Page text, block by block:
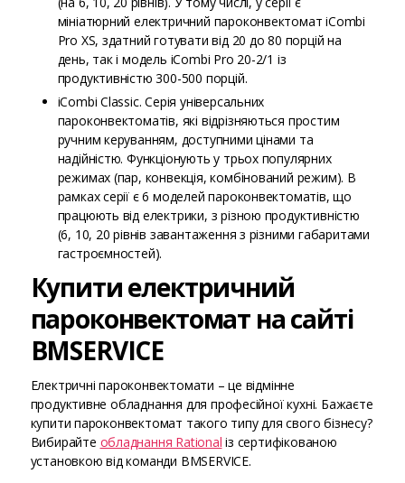
мініатюрний електричний пароконвектомат iCombi
Pro XS, здатний готувати від 20 до 80 порцій на
день, так і модель iCombi Pro 20-2/1 із
продуктивністю 300-500 порцій.
iCombi Classic. Серія універсальних
пароконвектоматів, які відрізняються простим
ручним керуванням, доступними цінами та
надійністю. Функціонують у трьох популярних
режимах (пар, конвекція, комбінований режим). В
рамках серії є 6 моделей пароконвектоматів, що
працюють від електрики, з різною продуктивністю
(6, 10, 20 рівнів завантаження з різними габаритами
гастроємностей).
Купити електричний
пароконвектомат на сайті
BMSERVICE
Електричні пароконвектомати – це відмінне
продуктивне обладнання для професійної кухні. Бажаєте
купити пароконвектомат такого типу для свого бізнесу?
Вибирайте обладнання Rational із сертифікованою
установкою від команди BMSERVICE.